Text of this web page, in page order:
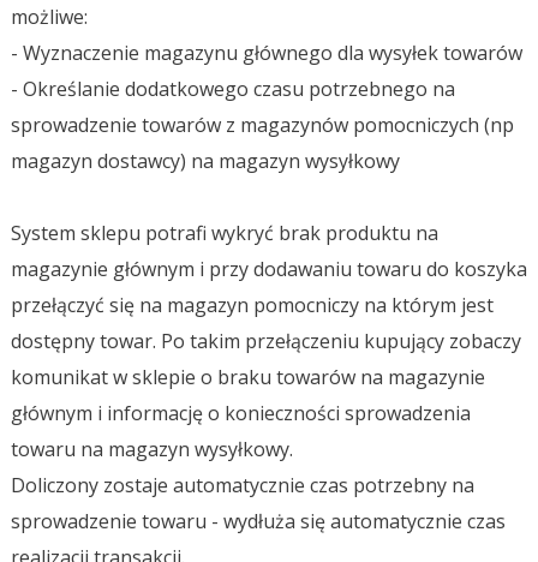
możliwe:
- Wyznaczenie magazynu głównego dla wysyłek towarów
- Określanie dodatkowego czasu potrzebnego na
sprowadzenie towarów z magazynów pomocniczych (np
magazyn dostawcy) na magazyn wysyłkowy
System sklepu potrafi wykryć brak produktu na
magazynie głównym i przy dodawaniu towaru do koszyka
przełączyć się na magazyn pomocniczy na którym jest
dostępny towar. Po takim przełączeniu kupujący zobaczy
komunikat w sklepie o braku towarów na magazynie
głównym i informację o konieczności sprowadzenia
towaru na magazyn wysyłkowy.
Doliczony zostaje automatycznie czas potrzebny na
sprowadzenie towaru - wydłuża się automatycznie czas